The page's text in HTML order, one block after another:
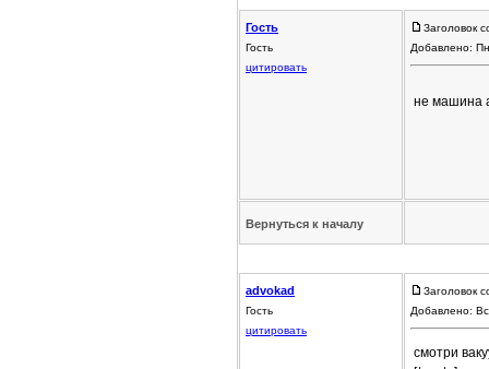
Гость
Гость
цитировать
Заголовок
Добавлено:
не машина
Вернуться к началу
advokad
Гость
цитировать
Заголовок
Добавлено:
смотри